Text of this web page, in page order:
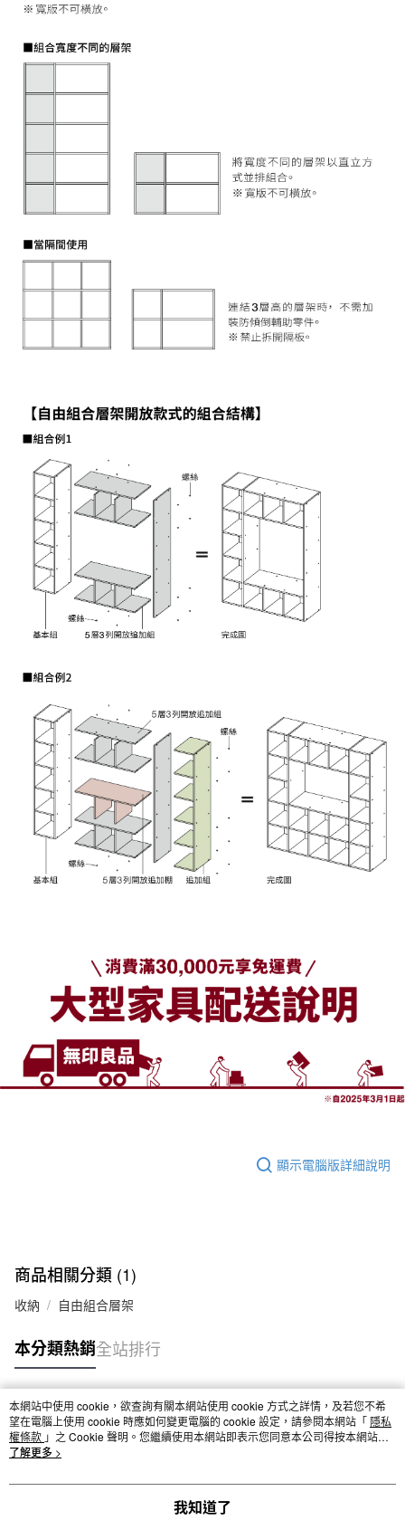
顯示電腦版詳細說明
商品相關分類 (1)
收納 自由組合層架
本分類熱銷全站排行
熱門標籤
本網站中使用 cookie，欲查詢有關本網站使用 cookie 方式之詳情，及若您不希
望在電腦上使用 cookie 時應如何變更電腦的 cookie 設定，請參閱本網站「 隱私
權條款 」之 Cookie 聲明。您繼續使用本網站即表示您同意本公司得按本網站使
用條款之 Cookie 聲明使用 cookie。
了解更多 >
我知道了